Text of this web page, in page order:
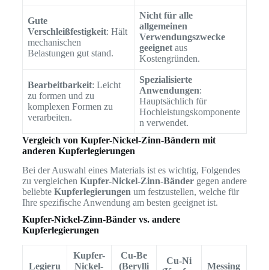
Gute
Verschleißfestigkeit: Hält
mechanischen
Belastungen gut stand.
Nicht für alle
allgemeinen
Verwendungszwecke
geeignetaus
Kostengründen.
Bearbeitbarkeit: Leicht
zu formen und zu
komplexen Formen zu
verarbeiten.
Spezialisierte
Anwendungen:
Hauptsächlich für
Hochleistungskomponente
n verwendet.
Vergleich von Kupfer-Nickel-Zinn-Bändern mit
anderen Kupferlegierungen
Bei der Auswahl eines Materials ist es wichtig, Folgendes
zu vergleichen Kupfer-Nickel-Zinn-Bändergegen andere
beliebte Kupferlegierungen um festzustellen, welche für
Ihre spezifische Anwendung am besten geeignet ist.
Kupfer-Nickel-Zinn-Bänder vs. andere
Kupferlegierungen
Legieru
Kupfer-
Nickel-
Cu-Be
(Berylli
Cu-Ni
Messing